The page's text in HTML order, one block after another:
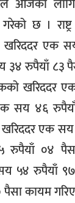
आजका लागि
गरेको छ ।
एक
३४ रुपैयाँ ८३
खरिददर
एक सय ४६
खरिददर एक
०४
५४ रुपैयाँ ९७
कायम